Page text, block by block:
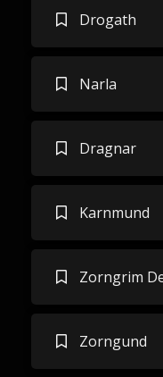
Drogath
Narla
Dragnar
Karnmund
Zorngrim
Zorngund